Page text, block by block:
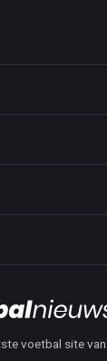
voetbal site van